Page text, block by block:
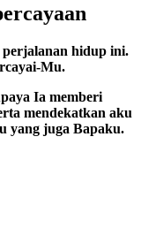
perjalanan hidup ini.
Mu.
Ia memberi
mendekatkan aku
yang juga Bapaku.